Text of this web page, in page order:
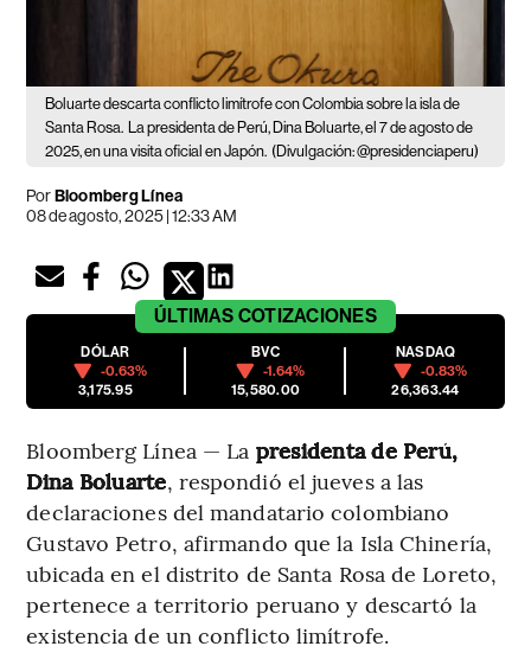
Boluarte descarta conflicto limítrofe con Colombia sobre la isla de
Santa Rosa. La presidenta de Perú, Dina Boluarte, el 7 de agosto de
2025, en una visita oficial en Japón. (Divulgación: @presidenciaperu)
PorBloomberg Línea
08 de agosto, 2025 | 12:33 AM
ÚLTIMAS COTIZACIONES
DÓLAR
-0.63%
3,175.95
BVC
-1.64%
15,580.00
NASDAQ
-0.83%
26,363.44
Bloomberg Línea — La presidenta de Perú,
Dina Boluarte, respondió el jueves a las
declaraciones del mandatario colombiano
Gustavo Petro, afirmando que la Isla Chinería,
ubicada en el distrito de Santa Rosa de Loreto,
pertenece a territorio peruano y descartó la
existencia de un conflicto limítrofe.